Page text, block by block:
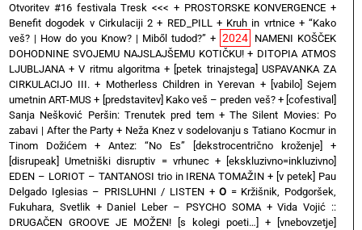
Otvoritev #16 festivala Tresk <<< + PROSTORSKE KONVERGENCE +
Benefit dogodek v Cirkulaciji 2 + RED_PILL+ Kruh in vrtnice+ “Kako
veš? | How do you Know? | Miből tudod?” + 2024 NAMENI KOŠČEK
DOHODNINE SVOJEMU NAJSLAJŠEMU KOTIČKU!+ DITOPIA ATMOS
LJUBLJANA+V ritmu algoritma+ [petek trinajstega] USPAVANKA ZA
CIRKULACIJO III. + Motherless Children in Yerevan + [vabilo] Sejem
umetnin ART-MUS + [predstavitev] Kako veš – preden veš?+ [cofestival]
Sanja Nešković Peršin: Trenutek pred tem+The Silent Movies: Po
zabavi | After the Party + Neža Knez v sodelovanju s Tatiano Kocmur in
Tinom Dožićem + Antez: “No Es” [dekstrocentrično kroženje]
+
[disrupeak] Umetniški disruptiv = vrhunec+
[ekskluzivno=inkluzivno]
EDEN – LORIOT – TANTANOSI trio in IRENA TOMAŽIN + [v petek] Pau
Delgado Iglesias – PRISLUHNI / LISTEN +O = Kržišnik, Podgoršek,
Fukuhara, Svetlik+ Daniel Leber – PSYCHO SOMA+Vida Vojić ::
DRUGAČEN GROOVE JE MOŽEN! [s kolegi poeti…]
+
[vnebovzetje]